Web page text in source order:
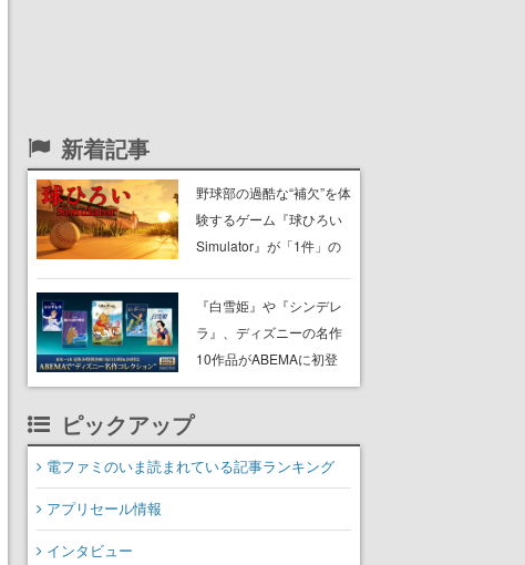
新着記事
野球部の過酷な“補欠”を体
験するゲーム『球ひろい
Simulator』が「1件」の
にチェコ語に対応しSNS
で話題に。『キングダ
ム・カム』開発元やチェ
『白雪姫』や『シンデレ
ラ』、ディズニーの名作
10作品がABEMAに初登
場。『101匹わんちゃ
ん』など、毎日1作品が午
後3時と夜8時に2回放送
ピックアップ
電ファミのいま読まれている記事ランキング
アプリセール情報
インタビュー